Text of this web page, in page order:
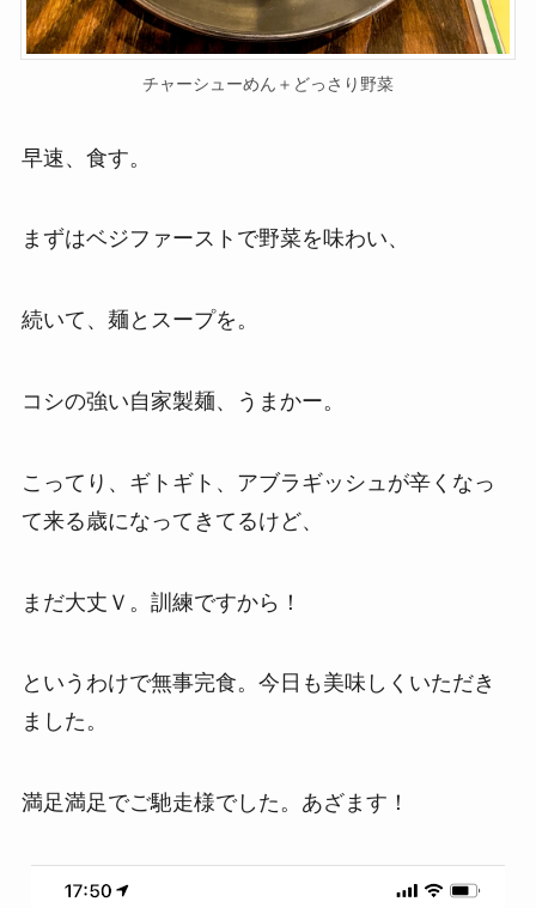
チャーシューめん＋どっさり野菜
早速、食す。
まずはベジファーストで野菜を味わい、
続いて、麺とスープを。
コシの強い自家製麺、うまかー。
こってり、ギトギト、アブラギッシュが辛くなっ
て来る歳になってきてるけど、
まだ大丈Ｖ。訓練ですから！
というわけで無事完食。今日も美味しくいただき
ました。
満足満足でご馳走様でした。あざます！